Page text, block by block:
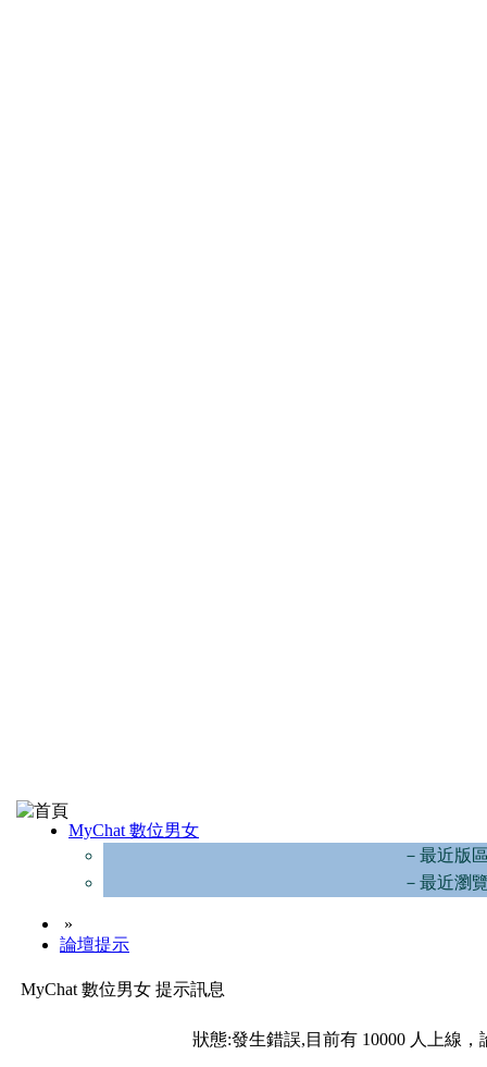
MyChat 數位男女
－最近版
－最近瀏
»
論壇提示
MyChat 數位男女 提示訊息
狀態:發生錯誤,目前有 10000 人上線